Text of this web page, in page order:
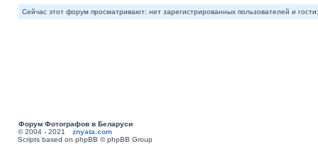
Сейчас этот форум просматривают: нет зарегистрированных пользователей и
Форум Фотографов в Беларуси
© 2004 - 2021 znyata.com
Scripts based on phpBB © phpBB Group